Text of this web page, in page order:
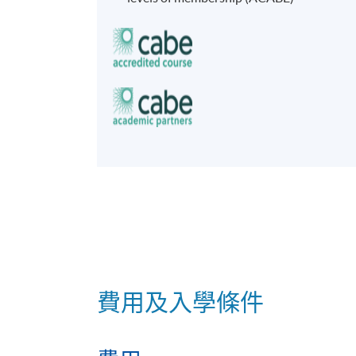
1. 清楚表逹香港房地產市場和建造業的主
2. 說明作為專業測量師的專業工作的基本
以下為根據學生所選擇的測量專業的預期學
6. 整合和應用所學的知識和技能，以提昇
費用及入學條件